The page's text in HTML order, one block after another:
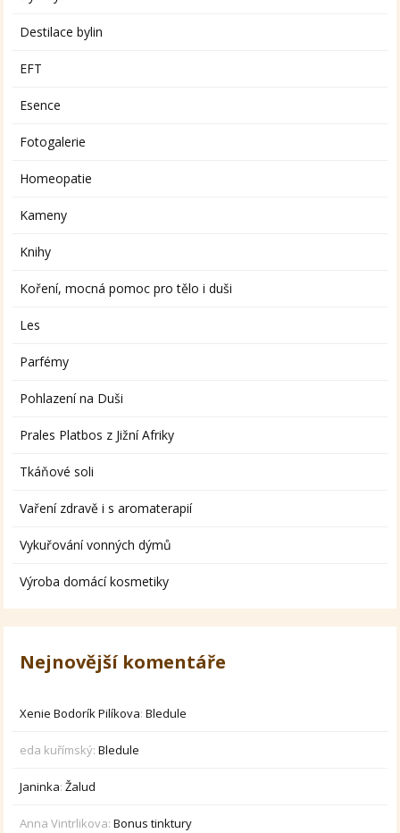
Destilace bylin
EFT
Esence
Fotogalerie
Homeopatie
Kameny
Knihy
Koření, mocná pomoc pro tělo i duši
Les
Parfémy
Pohlazení na Duši
Prales Platbos z Jižní Afriky
Tkáňové soli
Vaření zdravě i s aromaterapií
Vykuřování vonných dýmů
Výroba domácí kosmetiky
Nejnovější komentáře
Xenie Bodorík Pilíkova:Bledule
eda kuřímský:Bledule
Janinka:Žalud
Anna Vintrlikova:Bonus tinktury